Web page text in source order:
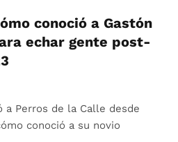
conoció a Gastón
echar gente post-
a Perros de la Calle desde
conoció a su novio